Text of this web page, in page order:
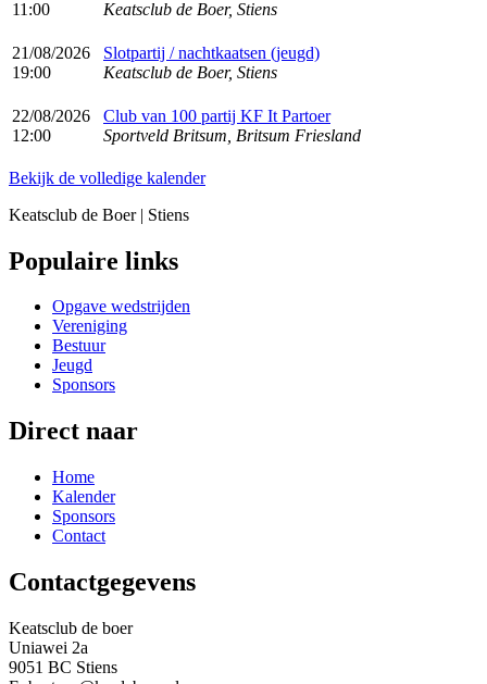
11:00
Keatsclub de Boer, Stiens
21/08/2026
19:00
Slotpartij / nachtkaatsen (jeugd)
Keatsclub de Boer, Stiens
22/08/2026
12:00
Club van 100 partij KF It Partoer
Sportveld Britsum, Britsum Friesland
Bekijk de volledige kalender
Keatsclub de Boer | Stiens
Populaire links
Opgave wedstrijden
Vereniging
Bestuur
Jeugd
Sponsors
Direct naar
Home
Kalender
Sponsors
Contact
Contactgegevens
Keatsclub de boer
Uniawei 2a
9051 BC Stiens